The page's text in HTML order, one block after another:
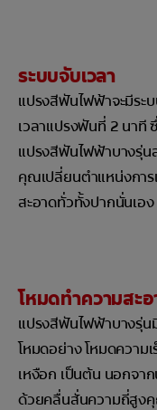
ระบบจับเวลา
แปรงสีฟันไฟฟ้าจะมีระ
เวลาแปรงฟันที่ 2 นาที
แปรงสีฟันไฟฟ้าบางรุ่น
คุณเปลี่ยนตำแหน่งกา
สะอาดทั่วทั้งปากนั่นเอง
โหมดทำความสะอ
แปรงสีฟันไฟฟ้าบางรุ่น
โหมดอย่าง โหมดความ
เหงือก เป็นต้น นอกจา
ด้วยคลื่นสั่นความถี่สูงคุ